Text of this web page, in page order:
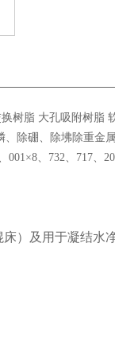
树脂 大孔吸附树脂
除硼、除坲除重金
、732、717、
）及用于凝结水